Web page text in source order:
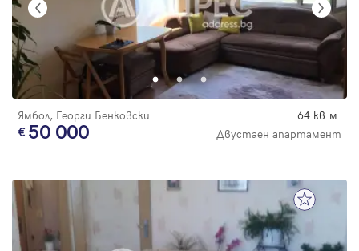
Ямбол, Георги Бенковски 64 кв.м.
50 000 Двустаен апартамент